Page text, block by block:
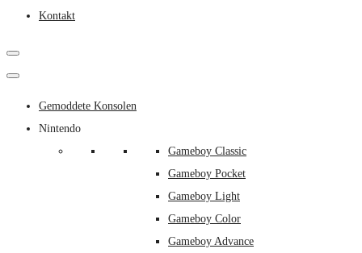
Kontakt
Gemoddete Konsolen
Nintendo
Gameboy Classic
Gameboy Pocket
Gameboy Light
Gameboy Color
Gameboy Advance